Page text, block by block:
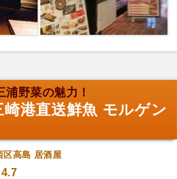
野菜の魅力！
港直送鮮魚 モルゲン
区高島 居酒屋
4.7